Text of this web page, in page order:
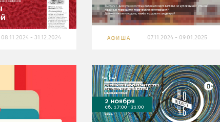
08.11.2024 - 31.12.2024 07.11.2024 - 09.01.2025
АФИША